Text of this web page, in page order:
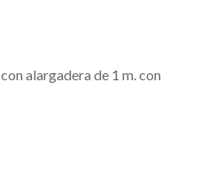
con alargadera de 1 m. con